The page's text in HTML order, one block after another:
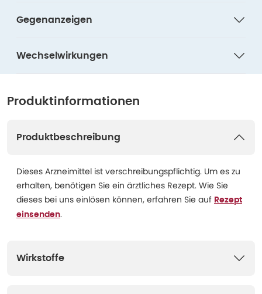
Gegenanzeigen
Wechselwirkungen
Produktinformationen
Produktbeschreibung
Dieses Arzneimittel ist verschreibungspflichtig. Um es zu
erhalten, benötigen Sie ein ärztliches Rezept. Wie Sie
dieses bei uns einlösen können, erfahren Sie auf Rezept
einsenden.
Wirkstoffe